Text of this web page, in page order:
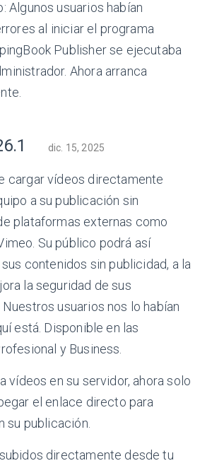
Algunos usuarios habían
al iniciar el programa
Publisher se ejecutaba
Ahora arranca
dic. 15, 2025
cargar vídeos directamente
a su publicación sin
plataformas externas como
Su público podrá así
contenidos sin publicidad, a la
la seguridad de sus
usuarios nos lo habían
está. Disponible en las
y Business.
vídeos en su servidor, ahora solo
el enlace directo para
su publicación.
directamente desde tu